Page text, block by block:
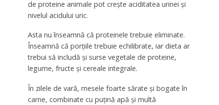
de proteine animale pot crește aciditatea urinei și
nivelul acidului uric.
Asta nu înseamnă că proteinele trebuie eliminate.
Înseamnă că porțiile trebuie echilibrate, iar dieta ar
trebui să includă și surse vegetale de proteine,
legume, fructe și cereale integrale.
În zilele de vară, mesele foarte sărate și bogate în
carne, combinate cu puțină apă și multă